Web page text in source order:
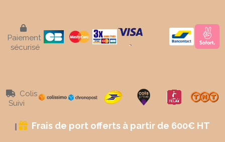

Paiement
sécurisé

Colis
Suivi
 Frais de port offerts à partir de 600€ HT